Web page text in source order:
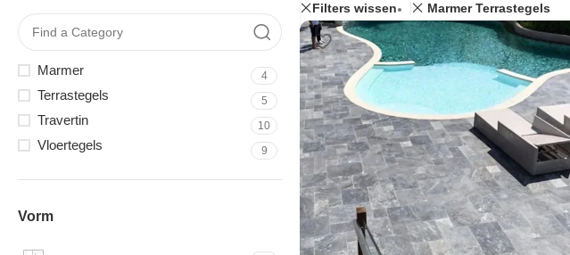
Marmer 4
Terrastegels 5
Travertin 10
Vloertegels 9
Vorm
Filters wissen Marmer Terrastegels